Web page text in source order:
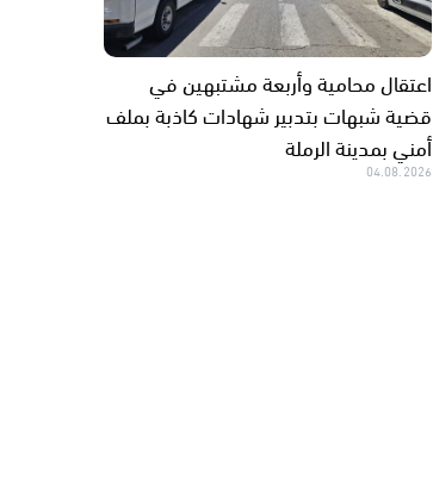
اعتقال محامية وأربعة مشتبهين في
قضية شبهات بتدبير شهادات كاذبة بملف
أمني بمدينة الرملة
04.08.2026